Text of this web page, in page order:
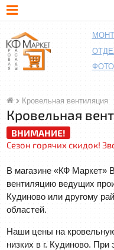
ФОТО
Кровельная вентиляция
Кровельная
ВНИМАНИЕ!
Сезон горячих скидок!
В магазине «КФ Маркет»
вентиляцию ведущих
Кудиново или другому
областей.
Наши цены на
низких в г. Кудиново.